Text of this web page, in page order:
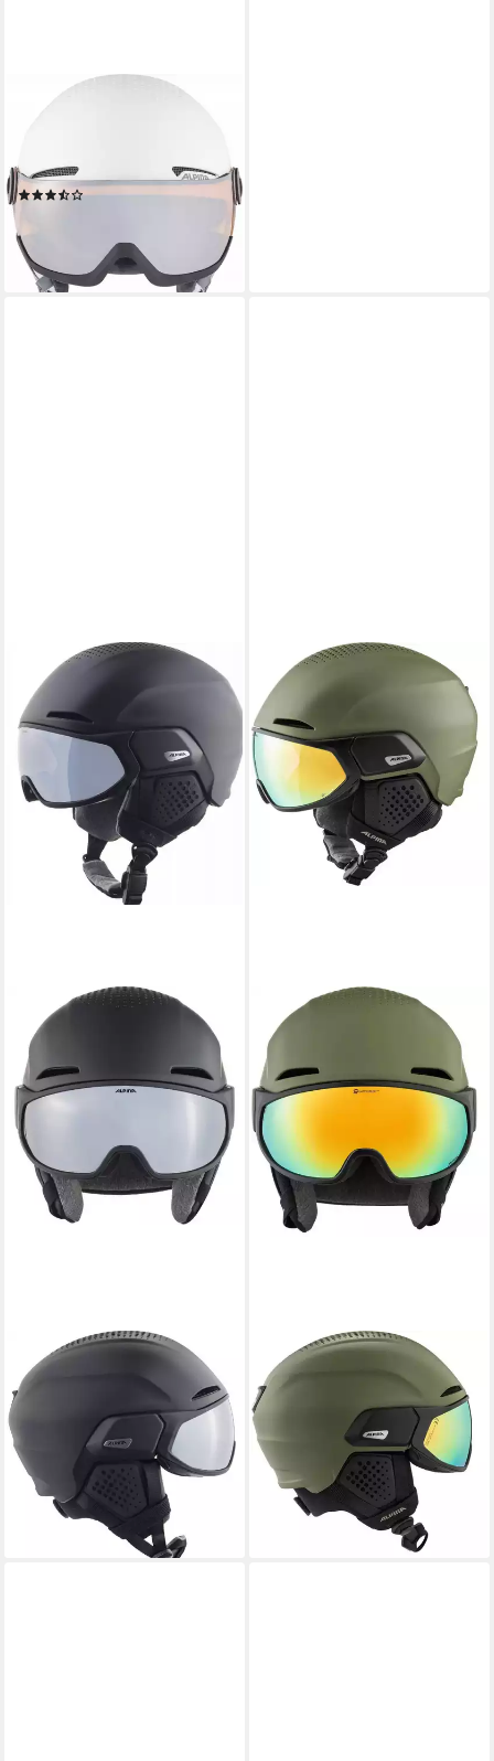
ALPINA SPORTS
white matt A9228
(2)
-28%
lieferbar - in 4-5 Werktagen bei dir
ALPINA SPORTS
Skihelm Alpina Alto Q-Lite
Snowboardhelm black matt
A9236
139,99 €
UVP 199,99 €
lieferbar - in 4-5 Werktagen bei dir
ALPINA SPORTS
Skihelm Alpina Alto Q-Lite
Snowboardhelm olive matt
blue A9236
ab 159,90 € UVP199,90 €
-20%
lieferbar - in 3-4 Werktagen bei dir